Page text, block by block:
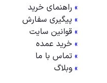
» راهنمای خرید
» پیگیری سفارش
» قوانین سایت
» خرید عمده
» تماس با ما
» وبلاگ